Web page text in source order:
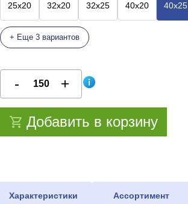
25x20 32x20 32x25 40x20 40x25
+ Еще 3 вариантов
Добавить в корзину
Характеристики Ассортимент